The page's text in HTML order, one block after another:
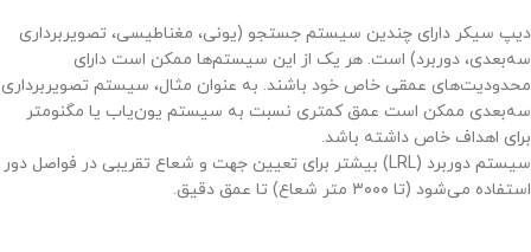
دیپ سیکر دارای چندین سیستم جستجو (یونی، مغناطیسی، تصویربرداری
سه‌بعدی، دوربرد) است. هر یک از این سیستم‌ها ممکن است دارای
محدودیت‌های عمقی خاص خود باشند. به عنوان مثال، سیستم تصویربرداری
سه‌بعدی ممکن است عمق کمتری نسبت به سیستم یون‌یاب یا مگنومتر
برای اهداف خاص داشته باشد.
سیستم دوربرد (LRL) بیشتر برای تعیین جهت و شعاع تقریبی در فواصل دور
استفاده می‌شود (تا ۳۰۰۰ متر شعاع) تا عمق دقیق.